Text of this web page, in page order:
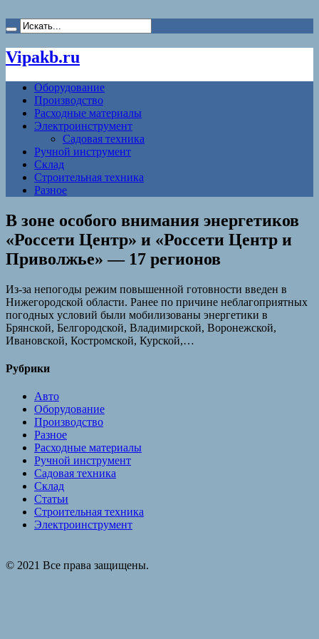
Vipakb.ru
Оборудование
Производство
Расходные материалы
Электроинструмент
Садовая техника
Ручной инструмент
Склад
Строительная техника
Разное
В зоне особого внимания энергетиков
«Россети Центр» и «Россети Центр и
Приволжье» — 17 регионов
Из-за непогоды режим повышенной готовности введен в
Нижегородской области. Ранее по причине неблагоприятных
погодных условий были мобилизованы энергетики в
Брянской, Белгородской, Владимирской, Воронежской,
Ивановской, Костромской, Курской,…
Рубрики
Авто
Оборудование
Производство
Разное
Расходные материалы
Ручной инструмент
Садовая техника
Склад
Статьи
Строительная техника
Электроинструмент
© 2021 Все права защищены.